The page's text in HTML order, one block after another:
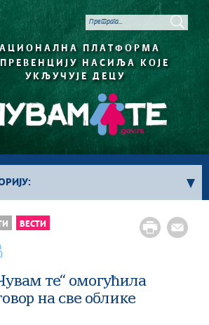
ПЛАТФОРМА
НАСИЉА КОЈЕ
УКЉУЧУЈЕ ДЕЦУ
ВЕСТИ
те“ омогућила
на све облике